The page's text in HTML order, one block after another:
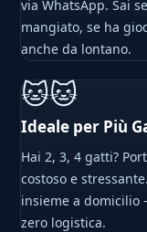
via WhatsApp. Sai
mangiato, se ha
anche da lontano.
🐱🐱
Ideale per Più
Hai 2, 3, 4 gatti?
costoso e
insieme a domicilio
zero logistica.